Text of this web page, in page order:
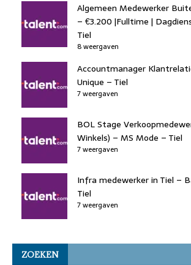
Algemeen Medewerker
– €3.200 |Fulltime |
Tiel
8 weergaven
Accountmanager
Unique – Tiel
7 weergaven
BOL Stage
Winkels) – MS Mode – Tiel
7 weergaven
Infra medewerker in Tiel –
Tiel
7 weergaven
ZOEKEN